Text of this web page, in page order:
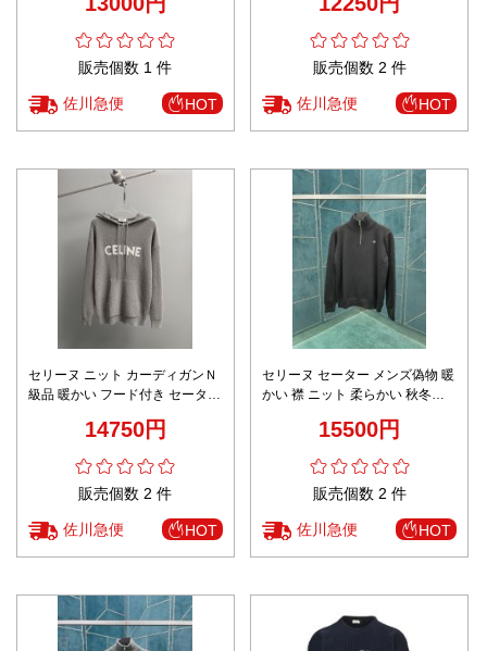
販売個数 1 件
佐川急便 HOT
販売個数 2 件
佐川急便 HOT
セリーヌ ニット カーディガンＮ
級品 暖かい フード付き セーター
ント グレイ14750円
販売個数 2 件
佐川急便 HOT
セリーヌ セーター メンズ偽物 暖
かい 襟 ニット 柔らかい 秋冬服
15500円
販売個数 2 件
佐川急便 HOT